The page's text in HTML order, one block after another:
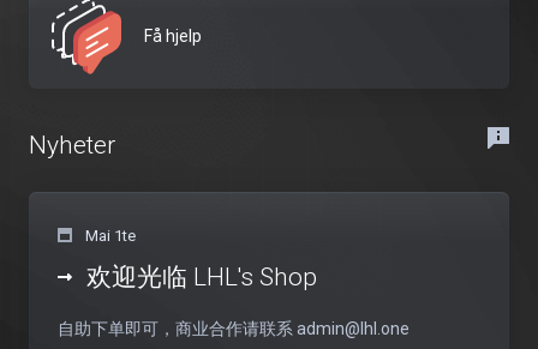
Få hjelp
Nyheter
Mai 1te
欢迎光临 LHL's Shop
自助下单即可，商业合作请联系 admin@lhl.one